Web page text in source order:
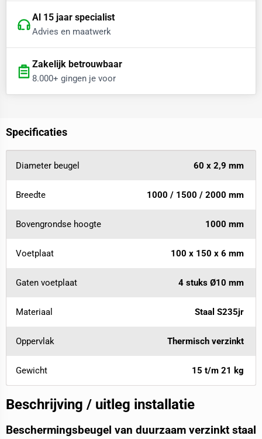
Al 15 jaar specialist
Advies en maatwerk
Zakelijk betrouwbaar
8.000+ gingen je voor
Specificaties
Diameter beugel 60 x 2,9 mm
Breedte 1000 / 1500 / 2000 mm
Bovengrondse hoogte 1000 mm
Voetplaat 100 x 150 x 6 mm
Gaten voetplaat 4 stuks Ø10 mm
Materiaal Staal S235jr
Oppervlak Thermisch verzinkt
Gewicht 15 t/m 21 kg
Beschrijving / uitleg installatie
Beschermingsbeugel van duurzaam verzinkt staal